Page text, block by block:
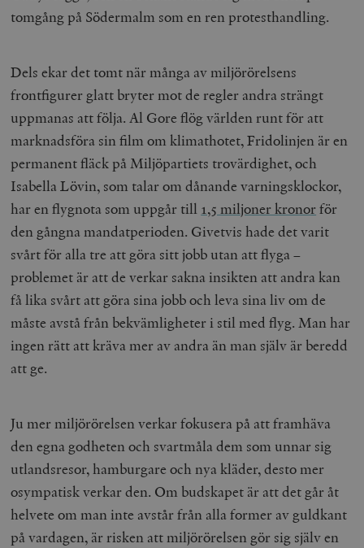
tomgång på Södermalm som en ren protesthandling.
Dels ekar det tomt när många av miljörörelsens
frontfigurer glatt bryter mot de regler andra strängt
uppmanas att följa. Al Gore flög världen runt för att
marknadsföra sin film om klimathotet, Fridolinjen är en
permanent fläck på Miljöpartiets trovärdighet, och
Isabella Lövin, som talar om dånande varningsklockor,
har en flygnota som uppgår till 1,5 miljoner kronorför
den gångna mandatperioden. Givetvis hade det varit
svårt för alla tre att göra sitt jobb utan att flyga –
problemet är att de verkar sakna insikten att andra kan
få lika svårt att göra sina jobb och leva sina liv om de
måste avstå från bekvämligheter i stil med flyg. Man har
ingen rätt att kräva mer av andra än man själv är beredd
att ge.
Ju mer miljörörelsen verkar fokusera på att framhäva
den egna godheten och svartmåla dem som unnar sig
utlandsresor, hamburgare och nya kläder, desto mer
osympatisk verkar den. Om budskapet är att det går åt
helvete om man inte avstår från alla former av guldkant
på vardagen, är risken att miljörörelsen gör sig själv en